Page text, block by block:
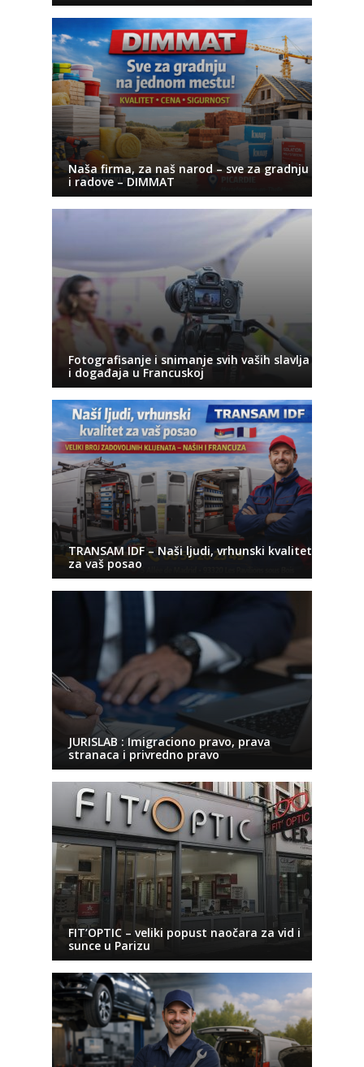
Naša firma, za naš narod – sve za gradnju
i radove – DIMMAT
Fotografisanje i snimanje svih vaših slavlja
i događaja u Francuskoj
TRANSAM IDF – Naši ljudi, vrhunski kvalitet
za vaš posao
JURISLAB : Imigraciono pravo, prava
stranaca i privredno pravo
FIT’OPTIC – veliki popust naočara za vid i
sunce u Parizu